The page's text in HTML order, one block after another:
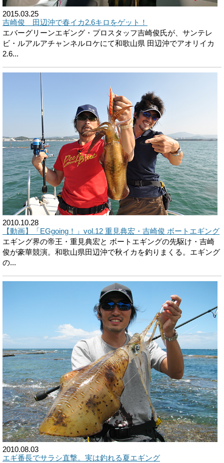
2015.03.25
吉崎俊 田辺沖で春イカ2.6キロをゲット！
エバーグリーンエギング・プロスタッフ吉崎俊氏が、サンテレ
ビ・ルアルアチャンネルロケにて和歌山県 田辺沖でアオリイカ
2.6...
2010.10.28
【動画】「EGgoing！」vol.12 重見典宏・吉崎俊 ボートエギング
エギング界の帝王・重見典宏と ボートエギングの先駆け・吉崎
俊が豪華競演。和歌山県田辺沖で秋イカを釣りまくる。エギング
の...
2010.08.03
エギ番長でサラシ直撃。実は釣れる夏エギング